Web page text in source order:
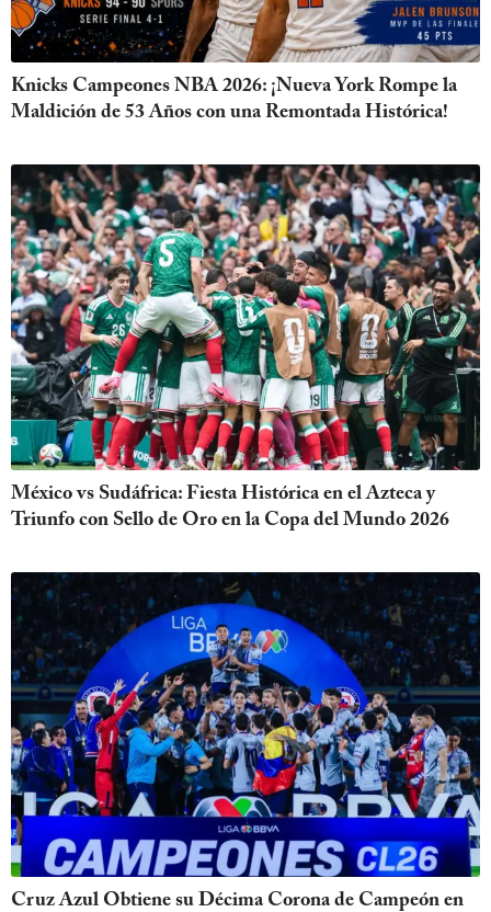
Knicks Campeones NBA 2026: ¡Nueva York Rompe la
Maldición de 53 Años con una Remontada Histórica!
México vs Sudáfrica: Fiesta Histórica en el Azteca y
Triunfo con Sello de Oro en la Copa del Mundo 2026
Cruz Azul Obtiene su Décima Corona de Campeón en